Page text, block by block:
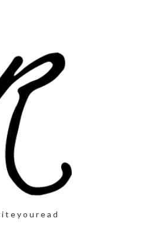
t e y o u r e a d